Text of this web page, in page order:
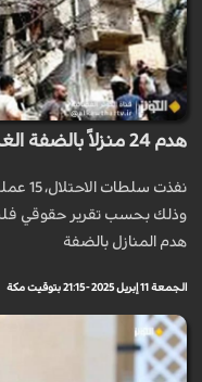
هدم 24 منزلاً بالضفة الغربية خلال 10 أيام
وذلك بحسب تقرير حقوقي
هدم المنازل بالضفة
الجمعة 11 إبريل 2025 - 21:15 بتوقيت مكة